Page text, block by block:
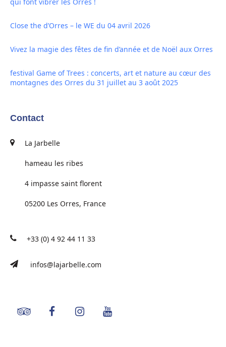
qui font vibrer les Orres !
Close the d’Orres – le WE du 04 avril 2026
Vivez la magie des fêtes de fin d’année et de Noël aux Orres
festival Game of Trees : concerts, art et nature au cœur des
montagnes des Orres du 31 juillet au 3 août 2025
Contact
La Jarbelle
hameau les ribes
4 impasse saint florent
05200 Les Orres, France
+33 (0) 4 92 44 11 33
infos@lajarbelle.com